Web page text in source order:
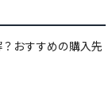
おすすめの購入先